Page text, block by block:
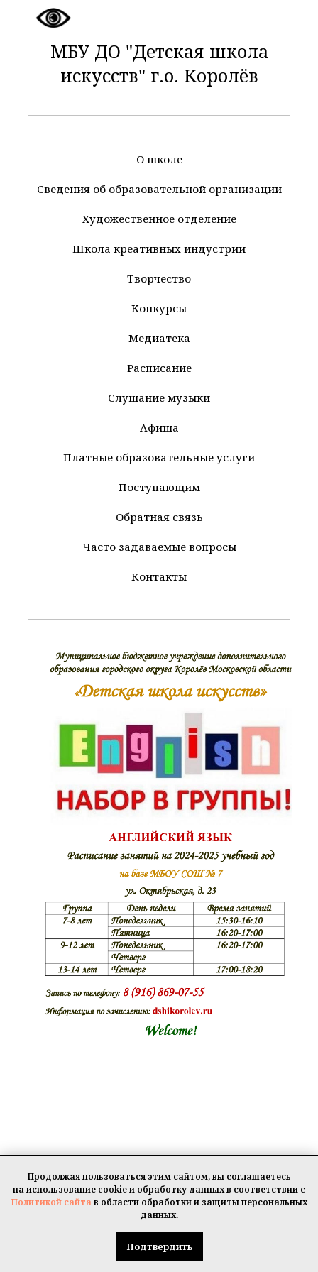
МБУ ДО "Детская школа
искусств" г.о. Королёв
О школе
Сведения об образовательной организации
Художественное отделение
Школа креативных индустрий
Творчество
Конкурсы
Медиатека
Расписание
Слушание музыки
Афиша
Платные образовательные услуги
Поступающим
Обратная связь
Часто задаваемые вопросы
Контакты
Продолжая пользоваться этим сайтом, вы соглашаетесь
на использование cookie и обработку данных в соответствии с
Политикой сайтав области обработки и защиты персональных
данных.
Подтвердить
© МБУ ДО "Детская школа искусств" г.о. Королев, 2019-2026 г.
Все права защищены.